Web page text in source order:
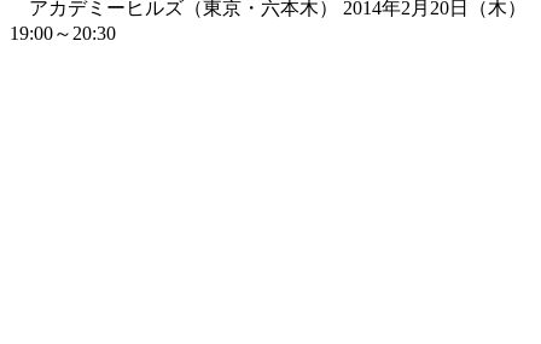
アカデミーヒルズ（東京・六本木） 2014年2月20日（木）
19:00～20:30